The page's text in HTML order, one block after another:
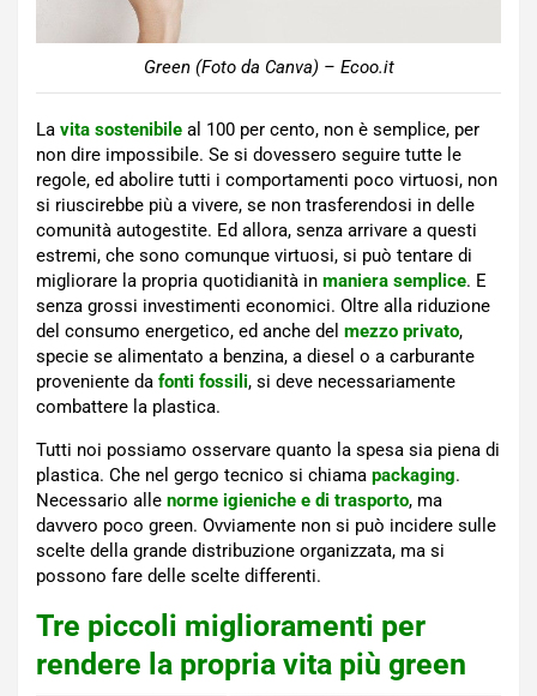
Green (Foto da Canva) – Ecoo.it
La vita sostenibile al 100 per cento, non è semplice, per
non dire impossibile. Se si dovessero seguire tutte le
regole, ed abolire tutti i comportamenti poco virtuosi, non
si riuscirebbe più a vivere, se non trasferendosi in delle
comunità autogestite. Ed allora, senza arrivare a questi
estremi, che sono comunque virtuosi, si può tentare di
migliorare la propria quotidianità in maniera semplice. E
senza grossi investimenti economici. Oltre alla riduzione
del consumo energetico, ed anche del mezzo privato,
specie se alimentato a benzina, a diesel o a carburante
proveniente da fonti fossili, si deve necessariamente
combattere la plastica.
Tutti noi possiamo osservare quanto la spesa sia piena di
plastica. Che nel gergo tecnico si chiama packaging.
Necessario alle norme igieniche e di trasporto, ma
davvero poco green. Ovviamente non si può incidere sulle
scelte della grande distribuzione organizzata, ma si
possono fare delle scelte differenti.
Tre piccoli miglioramenti per
rendere la propria vita più green